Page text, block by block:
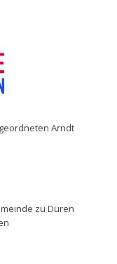
Arndt
zu Düren